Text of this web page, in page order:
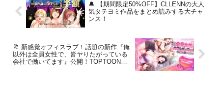
🔔 【期間限定50%OFF】CLLENNの大人
気タテヨミ作品をまとめ読みする大チャ
ンス！
🥂 新感覚オフィスラブ！話題の新作『俺
以外は全員女性で、皆ヤりたがっている
会社で働いてます』公開！TOPTOONで